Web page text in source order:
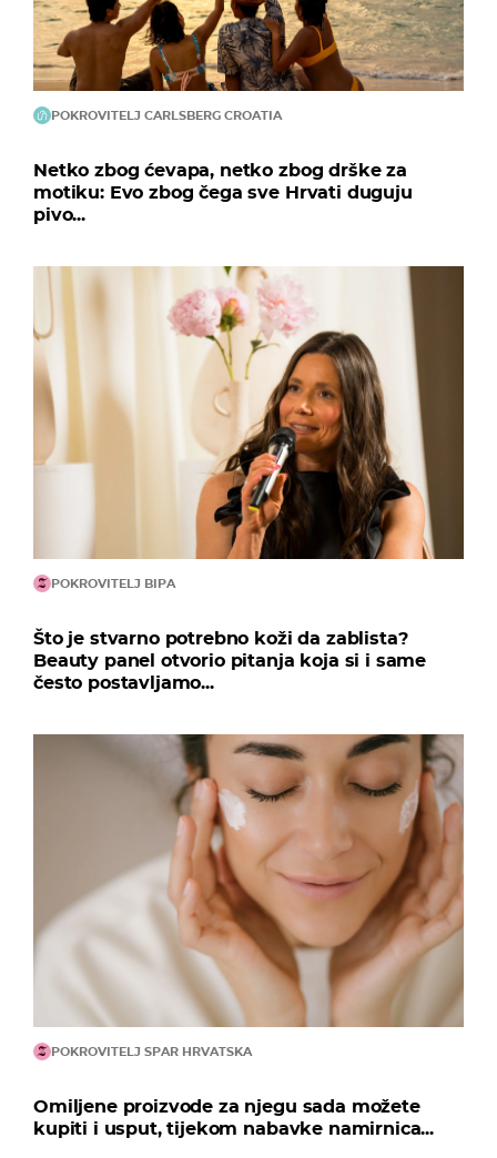
POKROVITELJ CARLSBERG CROATIA
Netko zbog ćevapa, netko zbog drške za
motiku: Evo zbog čega sve Hrvati duguju
pivo...
POKROVITELJ BIPA
Što je stvarno potrebno koži da zablista?
Beauty panel otvorio pitanja koja si i same
često postavljamo...
POKROVITELJ SPAR HRVATSKA
Omiljene proizvode za njegu sada možete
kupiti i usput, tijekom nabavke namirnica...